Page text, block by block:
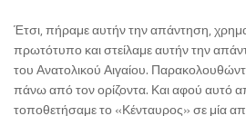
Έτσι, πήραμε αυτήν την απάντηση,
πρωτότυπο και στείλαμε αυτήν την
του Ανατολικού Αιγαίου.
πάνω από τον ορίζοντα. Και αφού αυτό
τοποθετήσαμε το «Κένταυρος» σε μία